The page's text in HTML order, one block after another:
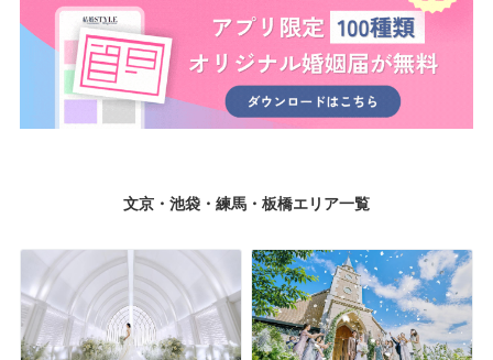
文京・池袋・練馬・板橋エリア一覧